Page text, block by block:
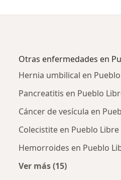
Otras enfermedades en
Hernia umbilical en
Pancreatitis en Pueblo
Cáncer de vesícula en
Colecistite en Pueblo Libre
Hemorroides en Pueblo
Ver más (15)